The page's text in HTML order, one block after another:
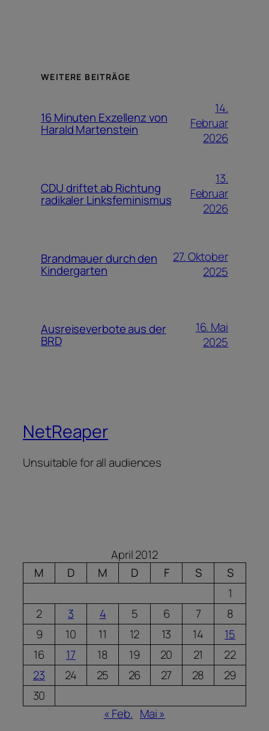
WEITERE BEITRÄGE
16 Minuten Exzellenz von
Harald Martenstein
14.
Februar
2026
CDU driftet ab Richtung
radikaler Linksfeminismus
13.
Februar
2026
Brandmauer durch den
Kindergarten
27. Oktober
2025
Ausreiseverbote aus der
BRD
16. Mai
2025
NetReaper
Unsuitable for all audiences
April 2012
M
D M D F S
S
1
2
3 4 5 6 7
8
9
10 11 12 13 14
15
16
17 18 19 20 21
22
23
24 25 26 27 28
29
30
« Feb. Mai »